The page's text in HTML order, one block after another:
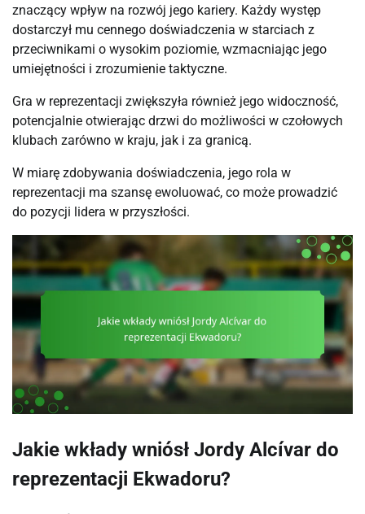
znaczący wpływ na rozwój jego kariery. Każdy występ
dostarczył mu cennego doświadczenia w starciach z
przeciwnikami o wysokim poziomie, wzmacniając jego
umiejętności i zrozumienie taktyczne.
Gra w reprezentacji zwiększyła również jego widoczność,
potencjalnie otwierając drzwi do możliwości w czołowych
klubach zarówno w kraju, jak i za granicą.
W miarę zdobywania doświadczenia, jego rola w
reprezentacji ma szansę ewoluować, co może prowadzić
do pozycji lidera w przyszłości.
Jakie wkłady wniósł Jordy Alcívar do
reprezentacji Ekwadoru?